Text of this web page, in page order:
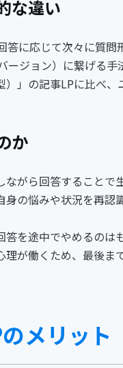
な違い
答に応じて次々に質
ジョン）に繋げる手
」の記事LPに比べ
か
がら回答することで
の悩みや状況を再
答を途中でやめるの
が働くため、最後
メリット